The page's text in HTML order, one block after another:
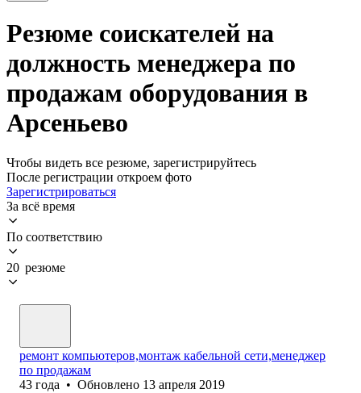
Резюме соискателей на
должность менеджера по
продажам оборудования в
Арсеньево
Чтобы видеть все резюме, зарегистрируйтесь
После регистрации откроем фото
Зарегистрироваться
За всё время
По соответствию
20 резюме
ремонт компьютеров,монтаж кабельной сети,менеджер
по продажам
43 года • Обновлено 13 апреля 2019